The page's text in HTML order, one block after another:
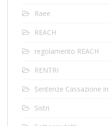
Raee
REACH
regolamento REACH
RENTRI
Sentenze Cassazione
Sistri